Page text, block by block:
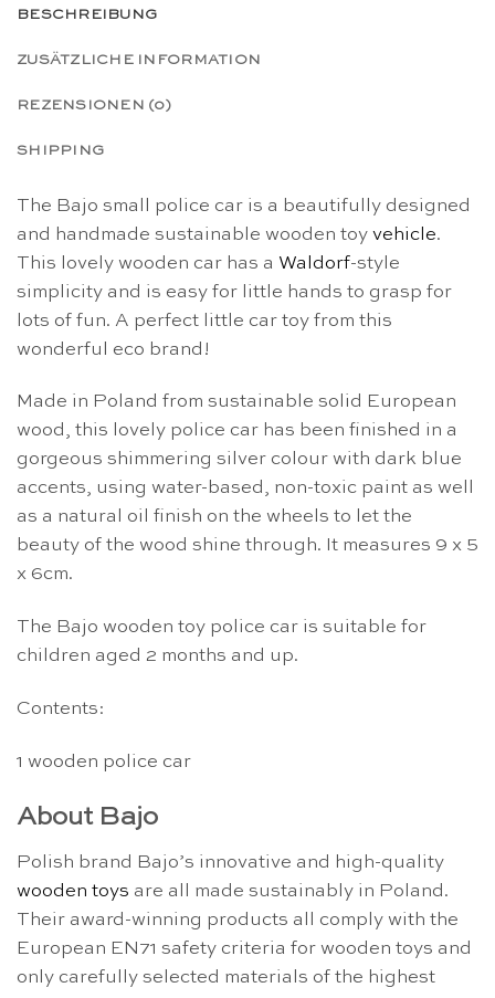
BESCHREIBUNG
ZUSÄTZLICHE INFORMATION
REZENSIONEN (0)
SHIPPING
The Bajo small police car is a beautifully designed
and handmade sustainable wooden toy vehicle.
This lovely wooden car has a Waldorf-style
simplicity and is easy for little hands to grasp for
lots of fun. A perfect little car toy from this
wonderful eco brand!
Made in Poland from sustainable solid European
wood, this lovely police car has been finished in a
gorgeous shimmering silver colour with dark blue
accents, using water-based, non-toxic paint as well
as a natural oil finish on the wheels to let the
beauty of the wood shine through. It measures 9 x 5
x 6cm.
The Bajo wooden toy police car is suitable for
children aged 2 months and up.
Contents:
1 wooden police car
About Bajo
Polish brand Bajo’s innovative and high-quality
wooden toys are all made sustainably in Poland.
Their award-winning products all comply with the
European EN71 safety criteria for wooden toys and
only carefully selected materials of the highest